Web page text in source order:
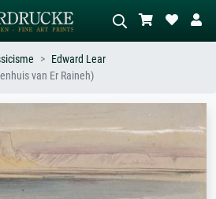
weide, abstract met veel rood, donker
olieverfschilderij, staand naakt naast
Edward Lear
van Er Raineh)